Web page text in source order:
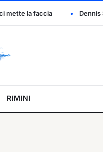
Dennis Spircu e Natalia Maria
RIMINI